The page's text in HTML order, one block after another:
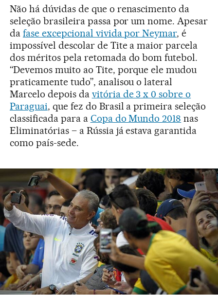
Não há dúvidas de que o renascimento da
seleção brasileira passa por um nome. Apesar
da fase excepcional vivida por Neymar, é
impossível descolar de Tite a maior parcela
dos méritos pela retomada do bom futebol.
“Devemos muito ao Tite, porque ele mudou
praticamente tudo”, analisou o lateral
Marcelo depois da vitória de 3 x 0 sobre o
Paraguai, que fez do Brasil a primeira seleção
classificada para a Copa do Mundo 2018 nas
Eliminatórias – a Rússia já estava garantida
como país-sede.